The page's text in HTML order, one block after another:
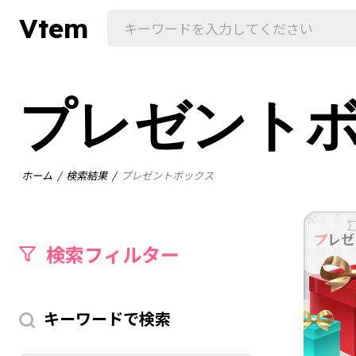
Vtem
プレゼント
ホーム 検索結果 プレゼントボックス
検索フィルター
キーワードで検索